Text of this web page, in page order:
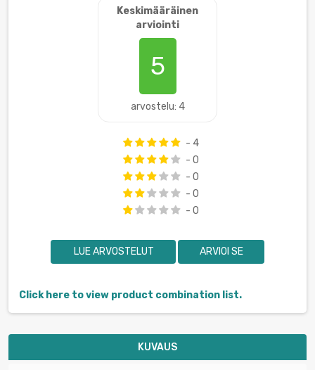
Keskimääräinen
arviointi
5
arvostelu: 4
- 4
- 0
- 0
- 0
- 0
LUE ARVOSTELUT ARVIOI SE
Click here to view product combination list.
KUVAUS